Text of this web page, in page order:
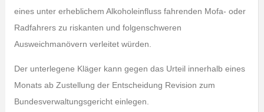
eines unter erheblichem Alkoholeinfluss fahrenden Mofa- oder
Radfahrers zu riskanten und folgenschweren
Ausweichmanövern verleitet würden.
Der unterlegene Kläger kann gegen das Urteil innerhalb eines
Monats ab Zustellung der Entscheidung Revision zum
Bundesverwaltungsgericht einlegen.